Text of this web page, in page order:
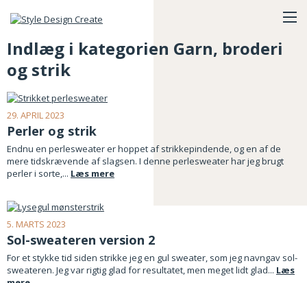
Indlæg i kategorien Garn, broderi
og strik
29. APRIL 2023
Perler og strik
Endnu en perlesweater er hoppet af strikkepindende, og en af de
mere tidskrævende af slagsen. I denne perlesweater har jeg brugt
perler i sorte,... Læs mere
5. MARTS 2023
Sol-sweateren version 2
For et stykke tid siden strikke jeg en gul sweater, som jeg navngav sol-
sweateren. Jeg var rigtig glad for resultatet, men meget lidt glad... Læs